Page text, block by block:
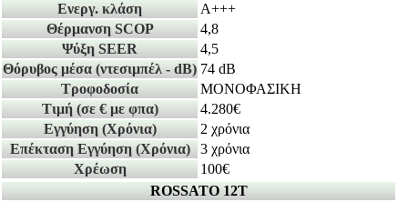
Ενεργ. κλάση
A+++
Θέρμανση SCOP
4,8
Ψύξη SEER
4,5
Θόρυβος μέσα (ντεσιμπέλ - dB) 74 dB
Τροφοδοσία
ΜΟΝΟΦΑΣΙΚΗ
Τιμή (σε € με φπα)
4.280€
Εγγύηση (Χρόνια)
2 χρόνια
Επέκταση Εγγύηση (Χρόνια)
3 χρόνια
Χρέωση
100€
ROSSATO 12T